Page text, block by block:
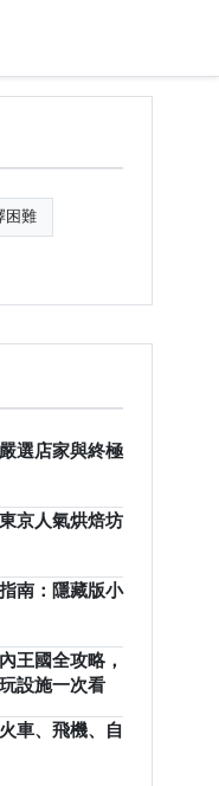
困難
選店家與終極
京人氣烘焙坊
南：隱藏版小
王國全攻略，
設施一次看
車、飛機、自